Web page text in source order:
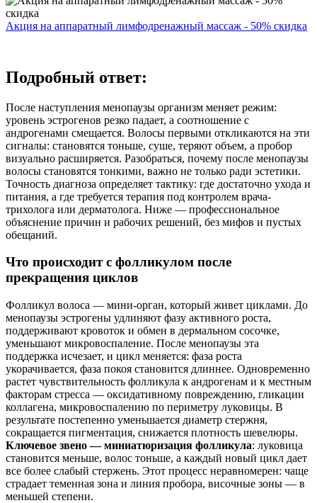
Акция на аппаратный лимфодренажный массаж - 50% скидка
Подробный ответ:
После наступления менопаузы организм меняет режим:
уровень эстрогенов резко падает, а соотношение с
андрогенами смещается. Волосы первыми откликаются на эти
сигналы: становятся тоньше, суше, теряют объем, а пробор
визуально расширяется. Разобраться, почему после менопаузы
волосы становятся тонкими, важно не только ради эстетики.
Точность диагноза определяет тактику: где достаточно ухода и
питания, а где требуется терапия под контролем врача-
трихолога или дерматолога. Ниже — профессиональное
объяснение причин и рабочих решений, без мифов и пустых
обещаний.
Что происходит с фолликулом после
прекращения циклов
Фолликул волоса — мини-орган, который живет циклами. До
менопаузы эстрогены удлиняют фазу активного роста,
поддерживают кровоток и обмен в дермальном сосочке,
уменьшают микровоспаление. После менопаузы эта
поддержка исчезает, и цикл меняется: фаза роста
укорачивается, фаза покоя становится длиннее. Одновременно
растет чувствительность фолликула к андрогенам и к местным
факторам стресса — оксидативному повреждению, гликации
коллагена, микровоспалению по периметру луковицы. В
результате постепенно уменьшается диаметр стержня,
сокращается пигментация, снижается плотность шевелюры.
Ключевое звено — миниатюризация фолликула: луковица
становится меньше, волос тоньше, а каждый новый цикл дает
все более слабый стержень. Этот процесс неравномерен: чаще
страдает теменная зона и линия пробора, височные зоны — в
меньшей степени.